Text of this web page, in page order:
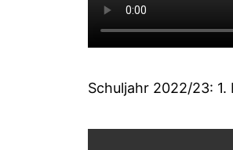
Schuljahr 2022/23: 1.